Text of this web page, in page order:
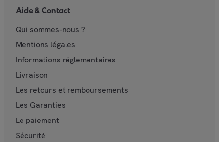
Aide & Contact
Qui sommes-nous ?
Mentions légales
Informations réglementaires
Livraison
Les retours et remboursements
Les Garanties
Le paiement
Sécurité